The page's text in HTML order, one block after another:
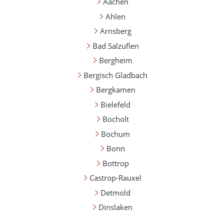
Ahlen
Arnsberg
Bad Salzuflen
Bergheim
Bergisch Gladbach
Bergkamen
Bielefeld
Bocholt
Bochum
Bonn
Bottrop
Castrop-Rauxel
Detmold
Dinslaken